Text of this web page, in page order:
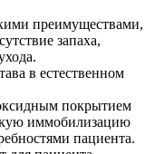
преимуществами,
запаха,
в естественном
покрытием
иммобилизацию
пациента.